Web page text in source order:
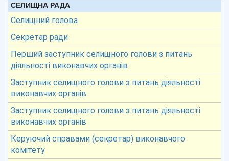
СЕЛИЩНА РАДА
Селищний голова
Секретар ради
Перший заступник селищного голови з питань
діяльності виконавчих органів
Заступник селищного голови з питань діяльності
виконавчих органів
Заступник селищного голови з питань діяльності
виконавчих органів
Керуючий справами (секретар) виконавчого
комітету